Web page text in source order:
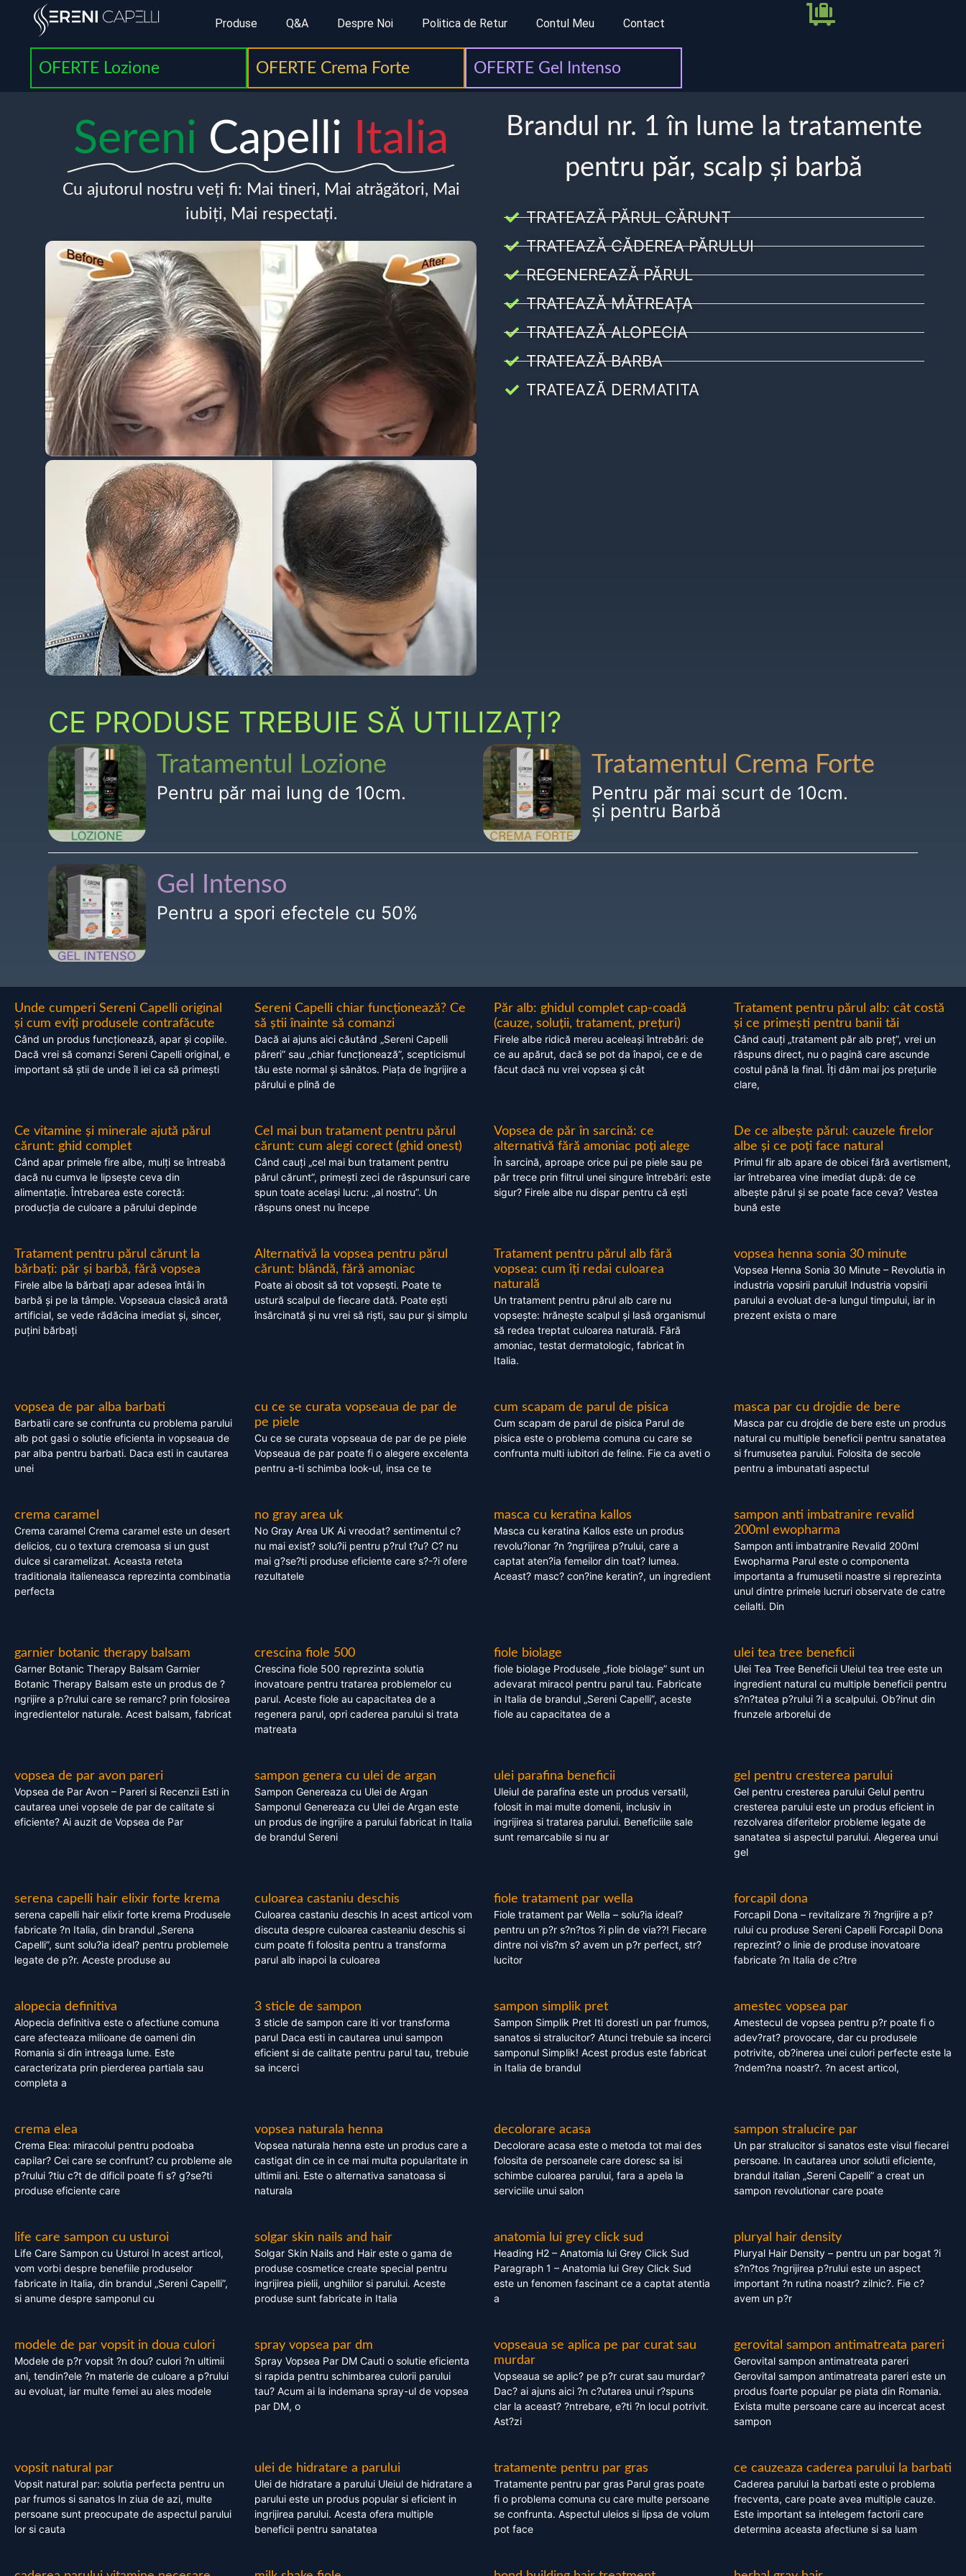
Produse Q&A Despre Noi Politica de Retur Contul Meu Contact
OFERTE Lozione OFERTE Crema Forte OFERTE Gel Intenso
Sereni Capelli Italia
Cu ajutorul nostru veți fi: Mai tineri, Mai atrăgători, Mai
iubiți, Mai respectați.
Brandul nr. 1 în lume la tratamente
pentru păr, scalp și barbă
TRATEAZĂ PĂRUL CĂRUNT
TRATEAZĂ CĂDEREA PĂRULUI
REGENEREAZĂ PĂRUL
TRATEAZĂ MĂTREAȚA
TRATEAZĂ ALOPECIA
TRATEAZĂ BARBA
TRATEAZĂ DERMATITA
CE PRODUSE TREBUIE SĂ UTILIZAȚI?
Tratamentul Lozione
Pentru păr mai lung de 10cm.
Tratamentul Crema Forte
Pentru păr mai scurt de 10cm.
și pentru Barbă
Gel Intenso
Pentru a spori efectele cu 50%
Unde cumperi Sereni Capelli original
și cum eviți produsele contrafăcute
Când un produs funcționează, apar și copiile.
Dacă vrei să comanzi Sereni Capelli original, e
important să știi de unde îl iei ca să primești
Sereni Capelli chiar funcționează? Ce
să știi înainte să comanzi
Dacă ai ajuns aici căutând „Sereni Capelli
păreri” sau „chiar funcționează”, scepticismul
tău este normal și sănătos. Piața de îngrijire a
părului e plină de
Păr alb: ghidul complet cap-coadă
(cauze, soluții, tratament, prețuri)
Firele albe ridică mereu aceleași întrebări: de
ce au apărut, dacă se pot da înapoi, ce e de
făcut dacă nu vrei vopsea și cât
Tratament pentru părul alb: cât costă
și ce primești pentru banii tăi
Când cauți „tratament păr alb preț”, vrei un
răspuns direct, nu o pagină care ascunde
costul până la final. Îți dăm mai jos prețurile
clare,
Ce vitamine și minerale ajută părul
cărunt: ghid complet
Când apar primele fire albe, mulți se întreabă
dacă nu cumva le lipsește ceva din
alimentație. Întrebarea este corectă:
producția de culoare a părului depinde
Cel mai bun tratament pentru părul
cărunt: cum alegi corect (ghid onest)
Când cauți „cel mai bun tratament pentru
părul cărunt”, primești zeci de răspunsuri care
spun toate același lucru: „al nostru”. Un
răspuns onest nu începe
Vopsea de păr în sarcină: ce
alternativă fără amoniac poți alege
În sarcină, aproape orice pui pe piele sau pe
păr trece prin filtrul unei singure întrebări: este
sigur? Firele albe nu dispar pentru că ești
De ce albește părul: cauzele firelor
albe și ce poți face natural
Primul fir alb apare de obicei fără avertisment,
iar întrebarea vine imediat după: de ce
albește părul și se poate face ceva? Vestea
bună este
Tratament pentru părul cărunt la
bărbați: păr și barbă, fără vopsea
Firele albe la bărbați apar adesea întâi în
barbă și pe la tâmple. Vopseaua clasică arată
artificial, se vede rădăcina imediat și, sincer,
puțini bărbați
Alternativă la vopsea pentru părul
cărunt: blândă, fără amoniac
Poate ai obosit să tot vopsești. Poate te
ustură scalpul de fiecare dată. Poate ești
însărcinată și nu vrei să riști, sau pur și simplu
Tratament pentru părul alb fără
vopsea: cum îți redai culoarea
naturală
Un tratament pentru părul alb care nu
vopsește: hrănește scalpul și lasă organismul
să redea treptat culoarea naturală. Fără
amoniac, testat dermatologic, fabricat în
Italia.
vopsea henna sonia 30 minute
Vopsea Henna Sonia 30 Minute – Revolutia in
industria vopsirii parului! Industria vopsirii
parului a evoluat de-a lungul timpului, iar in
prezent exista o mare
vopsea de par alba barbati
Barbatii care se confrunta cu problema parului
alb pot gasi o solutie eficienta in vopseaua de
par alba pentru barbati. Daca esti in cautarea
unei
cu ce se curata vopseaua de par de
pe piele
Cu ce se curata vopseaua de par de pe piele
Vopseaua de par poate fi o alegere excelenta
pentru a-ti schimba look-ul, insa ce te
cum scapam de parul de pisica
Cum scapam de parul de pisica Parul de
pisica este o problema comuna cu care se
confrunta multi iubitori de feline. Fie ca aveti o
masca par cu drojdie de bere
Masca par cu drojdie de bere este un produs
natural cu multiple beneficii pentru sanatatea
si frumusetea parului. Folosita de secole
pentru a imbunatati aspectul
crema caramel
Crema caramel Crema caramel este un desert
delicios, cu o textura cremoasa si un gust
dulce si caramelizat. Aceasta reteta
traditionala italieneasca reprezinta combinatia
perfecta
no gray area uk
No Gray Area UK Ai vreodat? sentimentul c?
nu mai exist? solu?ii pentru p?rul t?u? C? nu
mai g?se?ti produse eficiente care s?-?i ofere
rezultatele
masca cu keratina kallos
Masca cu keratina Kallos este un produs
revolu?ionar ?n ?ngrijirea p?rului, care a
captat aten?ia femeilor din toat? lumea.
Aceast? masc? con?ine keratin?, un ingredient
sampon anti imbatranire revalid
200ml ewopharma
Sampon anti imbatranire Revalid 200ml
Ewopharma Parul este o componenta
importanta a frumusetii noastre si reprezinta
unul dintre primele lucruri observate de catre
ceilalti. Din
garnier botanic therapy balsam
Garner Botanic Therapy Balsam Garnier
Botanic Therapy Balsam este un produs de ?
ngrijire a p?rului care se remarc? prin folosirea
ingredientelor naturale. Acest balsam, fabricat
crescina fiole 500
Crescina fiole 500 reprezinta solutia
inovatoare pentru tratarea problemelor cu
parul. Aceste fiole au capacitatea de a
regenera parul, opri caderea parului si trata
matreata
fiole biolage
fiole biolage Produsele „fiole biolage” sunt un
adevarat miracol pentru parul tau. Fabricate
in Italia de brandul „Sereni Capelli”, aceste
fiole au capacitatea de a
ulei tea tree beneficii
Ulei Tea Tree Beneficii Uleiul tea tree este un
ingredient natural cu multiple beneficii pentru
s?n?tatea p?rului ?i a scalpului. Ob?inut din
frunzele arborelui de
vopsea de par avon pareri
Vopsea de Par Avon – Pareri si Recenzii Esti in
cautarea unei vopsele de par de calitate si
eficiente? Ai auzit de Vopsea de Par
sampon genera cu ulei de argan
Sampon Genereaza cu Ulei de Argan
Samponul Genereaza cu Ulei de Argan este
un produs de ingrijire a parului fabricat in Italia
de brandul Sereni
ulei parafina beneficii
Uleiul de parafina este un produs versatil,
folosit in mai multe domenii, inclusiv in
ingrijirea si tratarea parului. Beneficiile sale
sunt remarcabile si nu ar
gel pentru cresterea parului
Gel pentru cresterea parului Gelul pentru
cresterea parului este un produs eficient in
rezolvarea diferitelor probleme legate de
sanatatea si aspectul parului. Alegerea unui
gel
serena capelli hair elixir forte krema
serena capelli hair elixir forte krema Produsele
fabricate ?n Italia, din brandul „Serena
Capelli”, sunt solu?ia ideal? pentru problemele
legate de p?r. Aceste produse au
culoarea castaniu deschis
Culoarea castaniu deschis In acest articol vom
discuta despre culoarea casteaniu deschis si
cum poate fi folosita pentru a transforma
parul alb inapoi la culoarea
fiole tratament par wella
Fiole tratament par Wella – solu?ia ideal?
pentru un p?r s?n?tos ?i plin de via??! Fiecare
dintre noi vis?m s? avem un p?r perfect, str?
lucitor
forcapil dona
Forcapil Dona – revitalizare ?i ?ngrijire a p?
rului cu produse Sereni Capelli Forcapil Dona
reprezint? o linie de produse inovatoare
fabricate ?n Italia de c?tre
alopecia definitiva
Alopecia definitiva este o afectiune comuna
care afecteaza milioane de oameni din
Romania si din intreaga lume. Este
caracterizata prin pierderea partiala sau
completa a
3 sticle de sampon
3 sticle de sampon care iti vor transforma
parul Daca esti in cautarea unui sampon
eficient si de calitate pentru parul tau, trebuie
sa incerci
sampon simplik pret
Sampon Simplik Pret Iti doresti un par frumos,
sanatos si stralucitor? Atunci trebuie sa incerci
samponul Simplik! Acest produs este fabricat
in Italia de brandul
amestec vopsea par
Amestecul de vopsea pentru p?r poate fi o
adev?rat? provocare, dar cu produsele
potrivite, ob?inerea unei culori perfecte este la
?ndem?na noastr?. ?n acest articol,
crema elea
Crema Elea: miracolul pentru podoaba
capilar? Cei care se confrunt? cu probleme ale
p?rului ?tiu c?t de dificil poate fi s? g?se?ti
produse eficiente care
vopsea naturala henna
Vopsea naturala henna este un produs care a
castigat din ce in ce mai multa popularitate in
ultimii ani. Este o alternativa sanatoasa si
naturala
decolorare acasa
Decolorare acasa este o metoda tot mai des
folosita de persoanele care doresc sa isi
schimbe culoarea parului, fara a apela la
serviciile unui salon
sampon stralucire par
Un par stralucitor si sanatos este visul fiecarei
persoane. In cautarea unor solutii eficiente,
brandul italian „Sereni Capelli” a creat un
sampon revolutionar care poate
life care sampon cu usturoi
Life Care Sampon cu Usturoi In acest articol,
vom vorbi despre benefiile produselor
fabricate in Italia, din brandul „Sereni Capelli”,
si anume despre samponul cu
solgar skin nails and hair
Solgar Skin Nails and Hair este o gama de
produse cosmetice create special pentru
ingrijirea pielii, unghiilor si parului. Aceste
produse sunt fabricate in Italia
anatomia lui grey click sud
Heading H2 – Anatomia lui Grey Click Sud
Paragraph 1 – Anatomia lui Grey Click Sud
este un fenomen fascinant ce a captat atentia
a
pluryal hair density
Pluryal Hair Density – pentru un par bogat ?i
s?n?tos ?ngrijirea p?rului este un aspect
important ?n rutina noastr? zilnic?. Fie c?
avem un p?r
modele de par vopsit in doua culori
Modele de p?r vopsit ?n dou? culori ?n ultimii
ani, tendin?ele ?n materie de culoare a p?rului
au evoluat, iar multe femei au ales modele
spray vopsea par dm
Spray Vopsea Par DM Cauti o solutie eficienta
si rapida pentru schimbarea culorii parului
tau? Acum ai la indemana spray-ul de vopsea
par DM, o
vopseaua se aplica pe par curat sau
murdar
Vopseaua se aplic? pe p?r curat sau murdar?
Dac? ai ajuns aici ?n c?utarea unui r?spuns
clar la aceast? ?ntrebare, e?ti ?n locul potrivit.
Ast?zi
gerovital sampon antimatreata pareri
Gerovital sampon antimatreata pareri
Gerovital sampon antimatreata pareri este un
produs foarte popular pe piata din Romania.
Exista multe persoane care au incercat acest
sampon
vopsit natural par
Vopsit natural par: solutia perfecta pentru un
par frumos si sanatos In ziua de azi, multe
persoane sunt preocupate de aspectul parului
lor si cauta
ulei de hidratare a parului
Ulei de hidratare a parului Uleiul de hidratare a
parului este un produs popular si eficient in
ingrijirea parului. Acesta ofera multiple
beneficii pentru sanatatea
tratamente pentru par gras
Tratamente pentru par gras Parul gras poate
fi o problema comuna cu care multe persoane
se confrunta. Aspectul uleios si lipsa de volum
pot face
ce cauzeaza caderea parului la barbati
Caderea parului la barbati este o problema
frecventa, care poate avea multiple cauze.
Este important sa intelegem factorii care
determina aceasta afectiune si sa luam